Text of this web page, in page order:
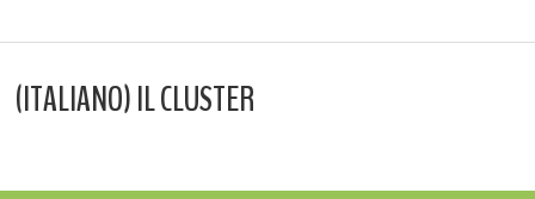
(ITALIANO) IL CLUSTER